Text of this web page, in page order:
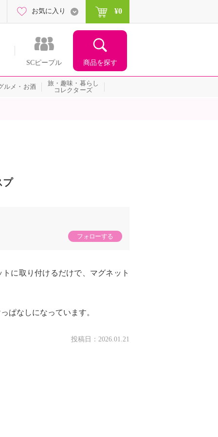
SCピープル 商品を探す
お気に入り ¥0
ルメ・お酒
旅・趣味・暮らし
コレクターズ
プ
フォローする
に取り付けるだけで、マグネット
ぱなしになっています。
投稿日： 2026.01.21